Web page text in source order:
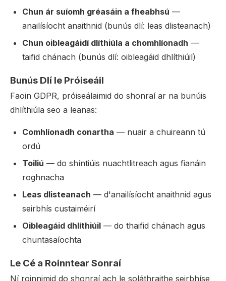
Chun ár suíomh gréasáin a fheabhsú —
anailísíocht anaithnid (bunús dlí: leas dlisteanach)
Chun oibleagáidí dlíthiúla a chomhlíonadh —
taifid chánach (bunús dlí: oibleagáid dhlíthiúil)
Bunús Dlí le Próiseáil
Faoin GDPR, próiseálaimid do shonraí ar na bunúis
dhlíthiúla seo a leanas:
Comhlíonadh conartha — nuair a chuireann tú
ordú
Toiliú — do shíntiúis nuachtlitreach agus fianáin
roghnacha
Leas dlisteanach — d'anailísíocht anaithnid agus
seirbhís custaiméirí
Oibleagáid dhlíthiúil — do thaifid chánach agus
chuntasaíochta
Le Cé a Roinntear Sonraí
Ní roinnimid do shonraí ach le soláthraithe seirbhíse